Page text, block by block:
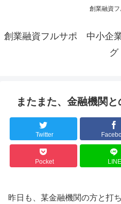
創業融資
創業融資フルサポ 中小企
グ
またまた、金融機関
Twitter
Pocket LINE
昨日も、某金融機関の方と打